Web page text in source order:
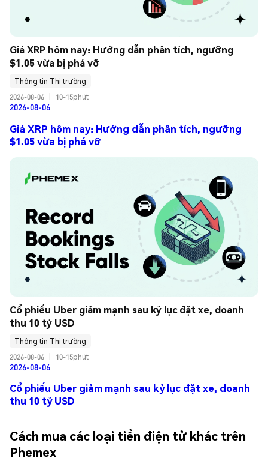
Giá XRP hôm nay: Hướng dẫn phân tích, ngưỡng
$1.05 vừa bị phá vỡ
Thông tin Thị trường
2026-08-06
10-15phút
2026-08-06
Giá XRP hôm nay: Hướng dẫn phân tích, ngưỡng
$1.05 vừa bị phá vỡ
Cổ phiếu Uber giảm mạnh sau kỷ lục đặt xe, doanh
thu 10 tỷ USD
Thông tin Thị trường
2026-08-06
10-15phút
2026-08-06
Cổ phiếu Uber giảm mạnh sau kỷ lục đặt xe, doanh
thu 10 tỷ USD
Cách mua các loại tiền điện tử khác trên
Phemex